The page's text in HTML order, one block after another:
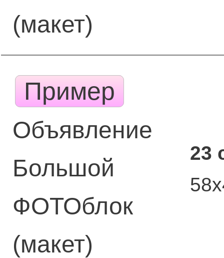
(макет)
Пример
Объявление
Большой
ФОТОблок
(макет)
23